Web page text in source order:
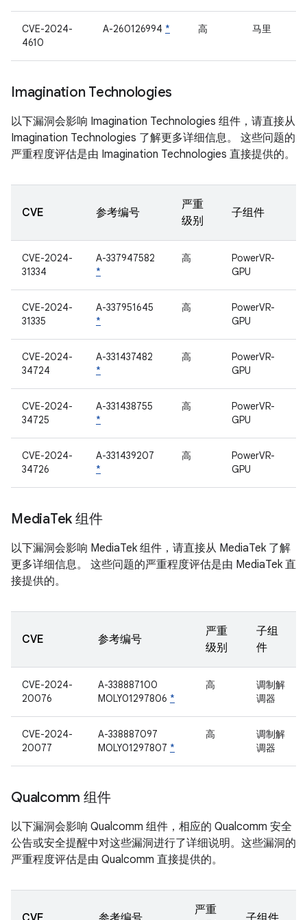
CVE-2024-
4610
A-260126994 * 高 马里
Imagination Technologies
以下漏洞会影响 Imagination Technologies 组件，请直接从
Imagination Technologies 了解更多详细信息。 这些问题的
严重程度评估是由 Imagination Technologies 直接提供的。
CVE 参考编号
严重
级别
子组件
CVE-2024-
31334
A-337947582
*
高
PowerVR-
GPU
CVE-2024-
31335
A-337951645
*
高
PowerVR-
GPU
CVE-2024-
34724
A-331437482
*
高
PowerVR-
GPU
CVE-2024-
34725
A-331438755
*
高
PowerVR-
GPU
CVE-2024-
34726
A-331439207
*
高
PowerVR-
GPU
MediaTek 组件
以下漏洞会影响 MediaTek 组件，请直接从 MediaTek 了解
更多详细信息。 这些问题的严重程度评估是由 MediaTek 直
接提供的。
CVE 参考编号
严重
级别
子组
件
CVE-2024-
20076
A-338887100
MOLY01297806 *
高
调制解
调器
CVE-2024-
20077
A-338887097
MOLY01297807 *
高
调制解
调器
Qualcomm 组件
以下漏洞会影响 Qualcomm 组件，相应的 Qualcomm 安全
公告或安全提醒中对这些漏洞进行了详细说明。这些漏洞的
严重程度评估是由 Qualcomm 直接提供的。
严重